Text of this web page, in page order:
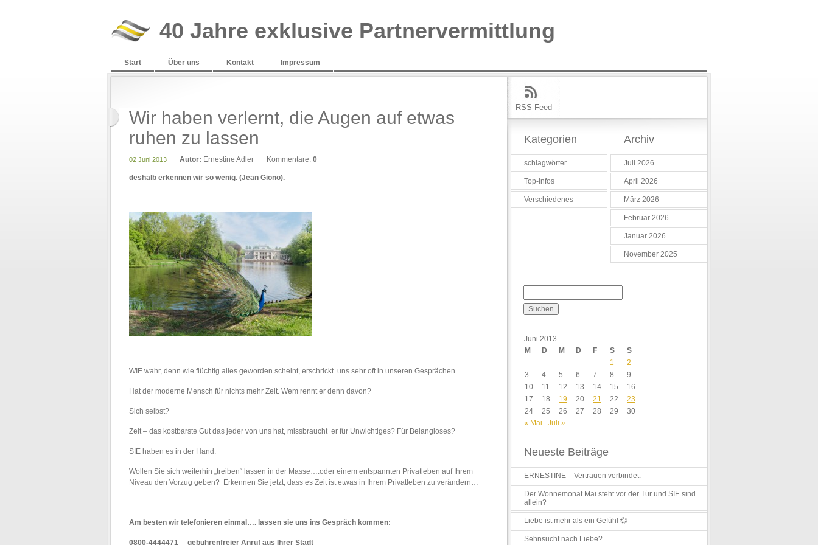
40 Jahre exklusive Partnervermittlung
Start Über uns Kontakt Impressum
Wir haben verlernt, die Augen auf etwas
ruhen zu lassen
02 Juni 2013 Autor: Ernestine Adler Kommentare: 0
deshalb erkennen wir so wenig. (Jean Giono).
WIE wahr, denn wie flüchtig alles geworden scheint, erschrickt uns sehr oft in unseren Gesprächen.
Hat der moderne Mensch für nichts mehr Zeit. Wem rennt er denn davon?
Sich selbst?
Zeit – das kostbarste Gut das jeder von uns hat, missbraucht er für Unwichtiges? Für Belangloses?
SIE haben es in der Hand.
Wollen Sie sich weiterhin „treiben“ lassen in der Masse….oder einem entspannten Privatleben auf Ihrem
Niveau den Vorzug geben? Erkennen Sie jetzt, dass es Zeit ist etwas in Ihrem Privatleben zu verändern…
Am besten wir telefonieren einmal…. lassen sie uns ins Gespräch kommen:
0800-4444471 gebührenfreier Anruf aus Ihrer Stadt
RSS-Feed
Kategorien
schlagwörter
Top-Infos
Verschiedenes
Archiv
Juli 2026
April 2026
März 2026
Februar 2026
Januar 2026
November 2025
Juni 2013
M
D M D F S
S
1
2
3
4 5 6 7 8
9
10
11 12 13 14 15
16
17
18 19 20 21 22
23
24
25 26 27 28 29
30
« Mai
Juli »
Neueste Beiträge
ERNESTINE – Vertrauen verbindet.
Der Wonnemonat Mai steht vor der Tür und SIE sind
allein?
Liebe ist mehr als ein Gefühl 💞
Sehnsucht nach Liebe?